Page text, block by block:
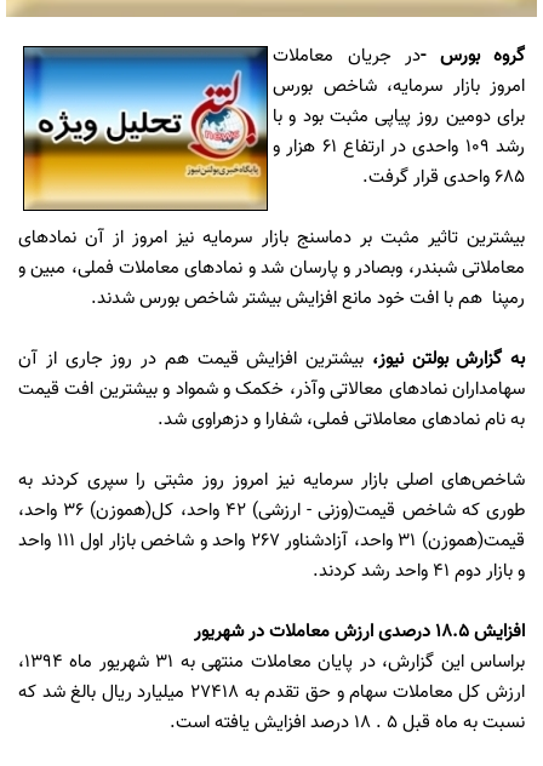
گروه بورس -در جریان معاملات
امروز بازار سرمایه، شاخص بورس
برای دومین روز پیاپی مثبت بود و با
رشد ۱۰۹ واحدی در ارتفاع 61 هزار و
685 واحدی قرار گرفت.
بیشترین تاثیر مثبت بر دماسنج بازار سرمایه نیز امروز از آن نمادهای
معاملاتی شبندر، وبصادر و پارسان شد و نمادهای معاملات فملی، مبین و
رمپنا هم با افت خود مانع افزایش بیشتر شاخص بورس شدند.
به گزارشبولتن نیوز، بیشترین افزایش قیمت هم در روز جاری از آن
سهامداران نمادهای معالاتی وآذر، خکمک و شمواد و بیشترین افت قیمت
به نام نمادهای معاملاتی فملی، شفارا و دزهراوی شد.
شاخص‌های اصلی بازار سرمایه نیز امروز روز مثبتی را سپری کردند به
طوری که شاخص قیمت(وزنی - ارزشی) 42 واحد، کل(هموزن) 36 واحد،
قیمت(هموزن) 31 واحد، آزادشناور 267 واحد و شاخص بازار اول 111 واحد
و بازار دوم 41 واحد رشد کردند.
افزایش 18.5 درصدی ارزش معاملات در شهریور
براساس این گزارش، در پایان معاملات منتهی به 31 شهریور ماه 1394،
ارزش کل معاملات سهام و حق تقدم به 27418 میلیارد ریال بالغ شد که
نسبت به ماه قبل 5 . 18 درصد افزایش یافته است.